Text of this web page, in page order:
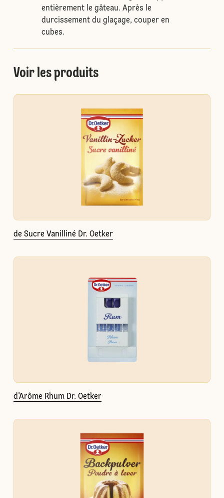
entièrement le gâteau. Après le
durcissement du glaçage, couper en
cubes.
Voir les produits
de Sucre Vanilliné Dr. Oetker
d'Arôme Rhum Dr. Oetker